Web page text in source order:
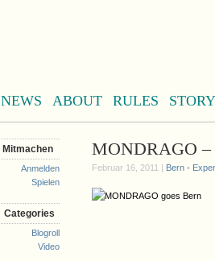
NEWS ABOUT RULES STORY
Mitmachen
Anmelden
Spielen
Categories
Blogroll
Video
MONDRAGO –
Februar 16, 2011 | Bern •